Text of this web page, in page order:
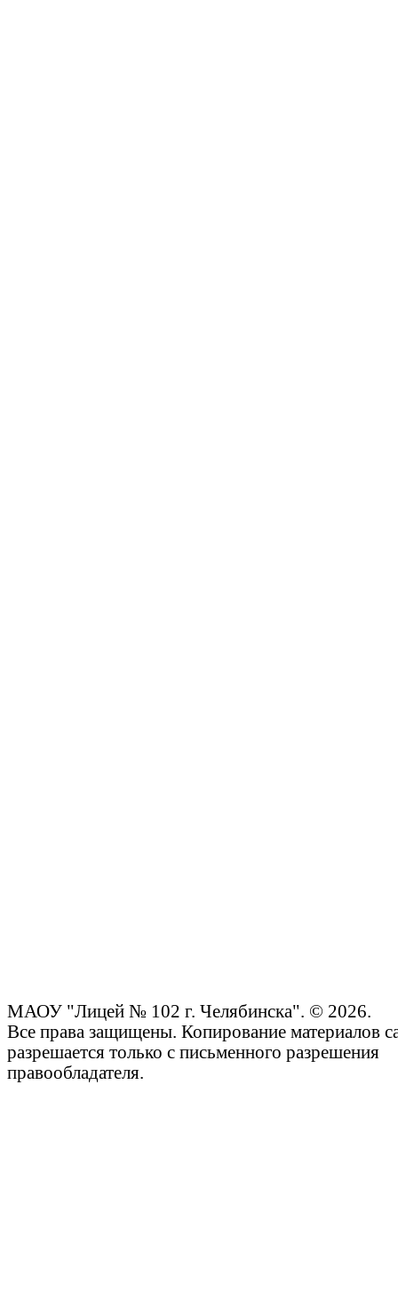
МАОУ "Лицей № 102 г. Челябинска". © 2026.
Все права защищены. Копирование материалов
разрешается только с письменного разрешения
правообладателя.